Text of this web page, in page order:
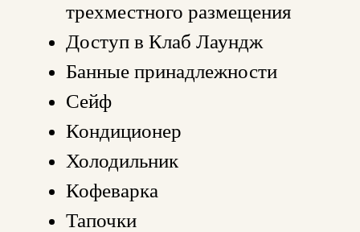
трехместного размещения
Доступ в Клаб Лаундж
Банные принадлежности
Сейф
Кондиционер
Холодильник
Кофеварка
Тапочки